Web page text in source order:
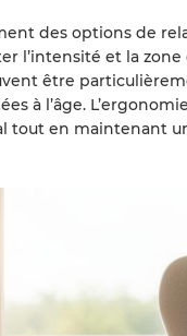
des options de
l’intensité et la
être
à l’âge.
en maintenant